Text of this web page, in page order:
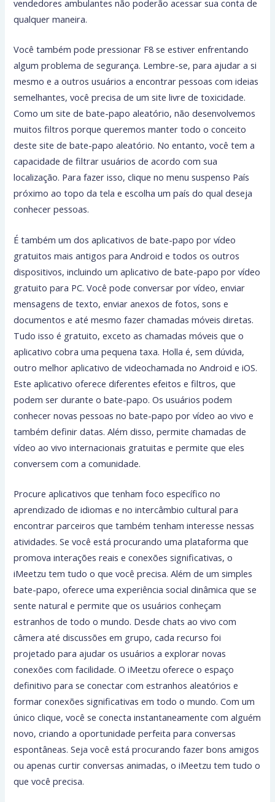
vendedores ambulantes não poderão acessar sua conta de
qualquer maneira.
Você também pode pressionar F8 se estiver enfrentando
algum problema de segurança. Lembre-se, para ajudar a si
mesmo e a outros usuários a encontrar pessoas com ideias
semelhantes, você precisa de um site livre de toxicidade.
Como um site de bate-papo aleatório, não desenvolvemos
muitos filtros porque queremos manter todo o conceito
deste site de bate-papo aleatório. No entanto, você tem a
capacidade de filtrar usuários de acordo com sua
localização. Para fazer isso, clique no menu suspenso País
próximo ao topo da tela e escolha um país do qual deseja
conhecer pessoas.
É também um dos aplicativos de bate-papo por vídeo
gratuitos mais antigos para Android e todos os outros
dispositivos, incluindo um aplicativo de bate-papo por vídeo
gratuito para PC. Você pode conversar por vídeo, enviar
mensagens de texto, enviar anexos de fotos, sons e
documentos e até mesmo fazer chamadas móveis diretas.
Tudo isso é gratuito, exceto as chamadas móveis que o
aplicativo cobra uma pequena taxa. Holla é, sem dúvida,
outro melhor aplicativo de videochamada no Android e iOS.
Este aplicativo oferece diferentes efeitos e filtros, que
podem ser durante o bate-papo. Os usuários podem
conhecer novas pessoas no bate-papo por vídeo ao vivo e
também definir datas. Além disso, permite chamadas de
vídeo ao vivo internacionais gratuitas e permite que eles
conversem com a comunidade.
Procure aplicativos que tenham foco específico no
aprendizado de idiomas e no intercâmbio cultural para
encontrar parceiros que também tenham interesse nessas
atividades. Se você está procurando uma plataforma que
promova interações reais e conexões significativas, o
iMeetzu tem tudo o que você precisa. Além de um simples
bate-papo, oferece uma experiência social dinâmica que se
sente natural e permite que os usuários conheçam
estranhos de todo o mundo. Desde chats ao vivo com
câmera até discussões em grupo, cada recurso foi
projetado para ajudar os usuários a explorar novas
conexões com facilidade. O iMeetzu oferece o espaço
definitivo para se conectar com estranhos aleatórios e
formar conexões significativas em todo o mundo. Com um
único clique, você se conecta instantaneamente com alguém
novo, criando a oportunidade perfeita para conversas
espontâneas. Seja você está procurando fazer bons amigos
ou apenas curtir conversas animadas, o iMeetzu tem tudo o
que você precisa.